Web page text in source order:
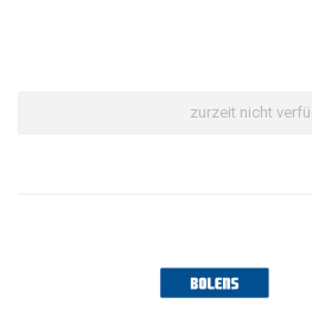
zurzeit nicht